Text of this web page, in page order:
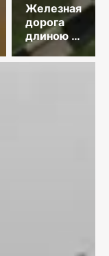
Железная
дорога
длиною в
35 лет